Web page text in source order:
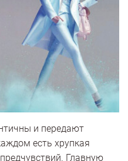
и передают
есть хрупкая
Главную